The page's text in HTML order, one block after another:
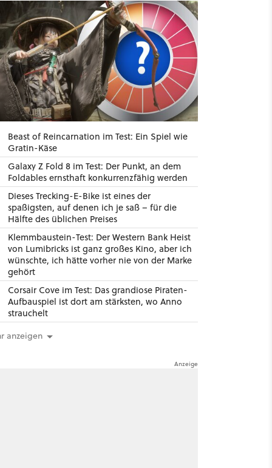
100
Beast of Reincarnation im Test: Ein Spiel wie
Gratin-Käse
Galaxy Z Fold 8 im Test: Der Punkt, an dem
Foldables ernsthaft konkurrenzfähig werden
Dieses Trecking-E-Bike ist eines der
spaßigsten, auf denen ich je saß – für die
Hälfte des üblichen Preises
Klemmbaustein-Test: Der Western Bank Heist
von Lumibricks ist ganz großes Kino, aber ich
wünschte, ich hätte vorher nie von der Marke
gehört
Corsair Cove im Test: Das grandiose Piraten-
Aufbauspiel ist dort am stärksten, wo Anno
strauchelt
anzeigen